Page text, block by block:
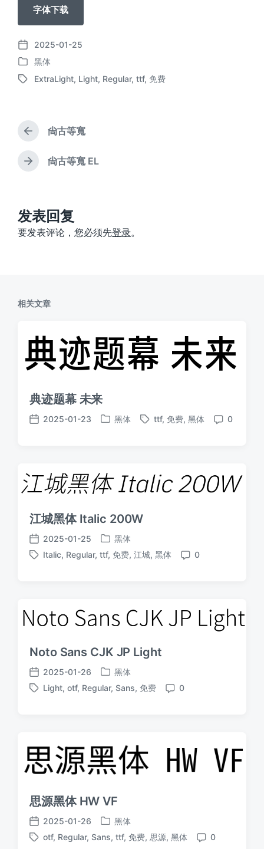
字体下载
发
布
日
2025-01-25
发
布
黑体
标
ExtraLight, Light, Regular, ttf, 免费
上
篇
文
章
尙古等寬
下
：
尙古等寬 EL
发表回复
要发表评论，您必须先登录。
相关文章
典迹题幕 未来
发
2025-01-23
发
黑体
标
ttf, 免费, 黑体
评
0
江城黑体 Italic 200W
发
布
2025-01-25
发
布
黑体
标
Italic, Regular, ttf, 免费, 江城, 黑体
评
0
Noto Sans CJK JP Light
发
布
2025-01-26
发
布
黑体
标
Light, otf, Regular, Sans, 免费
评
0
思源黑体 HW VF
发
布
2025-01-26
发
布
黑体
标
otf, Regular, Sans, ttf, 免费, 思源, 黑体
评
0